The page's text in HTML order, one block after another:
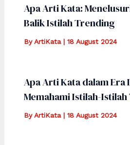
Apa Arti Kata:
Balik Istilah Trending
ByArtiKata | 18 August 2024
Apa Arti Kata dalam Era
Memahami Istilah-
ByArtiKata | 18 August 2024